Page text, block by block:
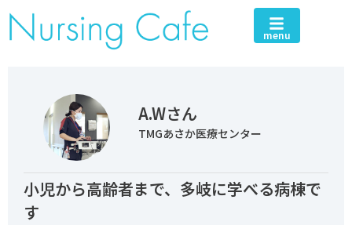
menu
A.Wさん
TMGあさか医療センター
小児から高齢者まで、多岐に学べる病棟で
す